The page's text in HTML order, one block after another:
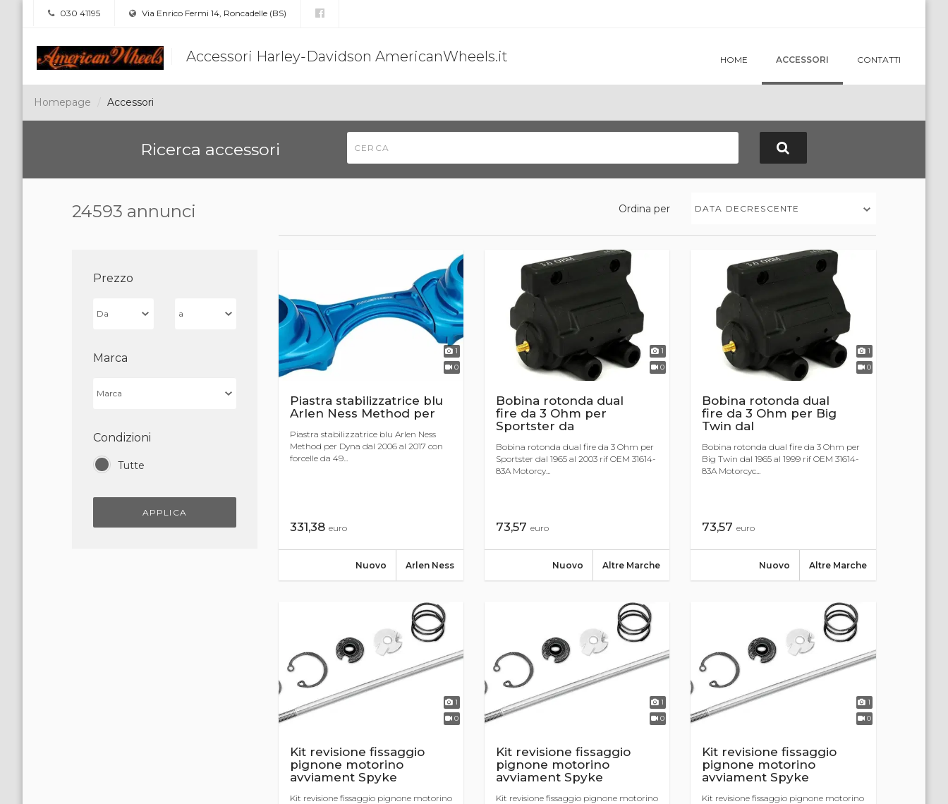
030 41195 Via Enrico Fermi 14, Roncadelle (BS)
Accessori Harley-Davidson AmericanWheels.it HOME ACCESSORI CONTATTI
Homepage Accessori
Ricerca accessori
24593 annunci Ordina per DATA DECRESCENTE
Prezzo
Marca
Condizioni
Tutte
APPLICA
1
0
Piastra stabilizzatrice blu
Arlen Ness Method per
Piastra stabilizzatrice blu Arlen Ness
Method per Dyna dal 2006 al 2017 con
forcelle da 49...
331,38 euro
Arlen Ness
Nuovo
1
0
Bobina rotonda dual
fire da 3 Ohm per
Sportster da
Bobina rotonda dual fire da 3 Ohm per
Sportster dal 1965 al 2003 rif OEM 31614-
83A Motorcy...
73,57 euro
Altre Marche
Nuovo
1
0
Bobina rotonda dual
fire da 3 Ohm per Big
Twin dal
Bobina rotonda dual fire da 3 Ohm per
Big Twin dal 1965 al 1999 rif OEM 31614-
83A Motorcyc...
73,57euro
Altre Marche
Nuovo
1
0
Kit revisione fissaggio
pignone motorino
avviament Spyke
Kit revisione fissaggio pignone motorino
1
0
Kit revisione fissaggio
pignone motorino
avviament Spyke
Kit revisione fissaggio pignone motorino
1
0
Kit revisione fissaggio
pignone motorino
avviament Spyke
Kit revisione fissaggio pignone motorino